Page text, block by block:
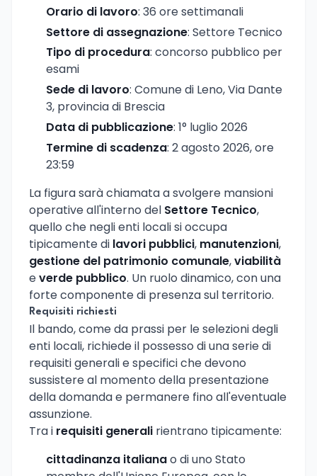
Orario di lavoro: 36 ore settimanali
Settore di assegnazione: Settore Tecnico
Tipo di procedura: concorso pubblico per
esami
Sede di lavoro: Comune di Leno, Via Dante
3, provincia di Brescia
Data di pubblicazione: 1° luglio 2026
Termine di scadenza: 2 agosto 2026, ore
23:59
La figura sarà chiamata a svolgere mansioni
operative all'interno del Settore Tecnico,
quello che negli enti locali si occupa
tipicamente di lavori pubblici, manutenzioni,
gestione del patrimonio comunale,viabilità
everde pubblico. Un ruolo dinamico, con una
forte componente di presenza sul territorio.
Requisiti richiesti
Il bando, come da prassi per le selezioni degli
enti locali, richiede il possesso di una serie di
requisiti generali e specifici che devono
sussistere al momento della presentazione
della domanda e permanere fino all'eventuale
assunzione.
Tra i requisiti generali rientrano tipicamente:
cittadinanza italianao di uno Stato